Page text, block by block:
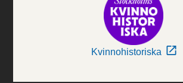
Kvinnohistoriska